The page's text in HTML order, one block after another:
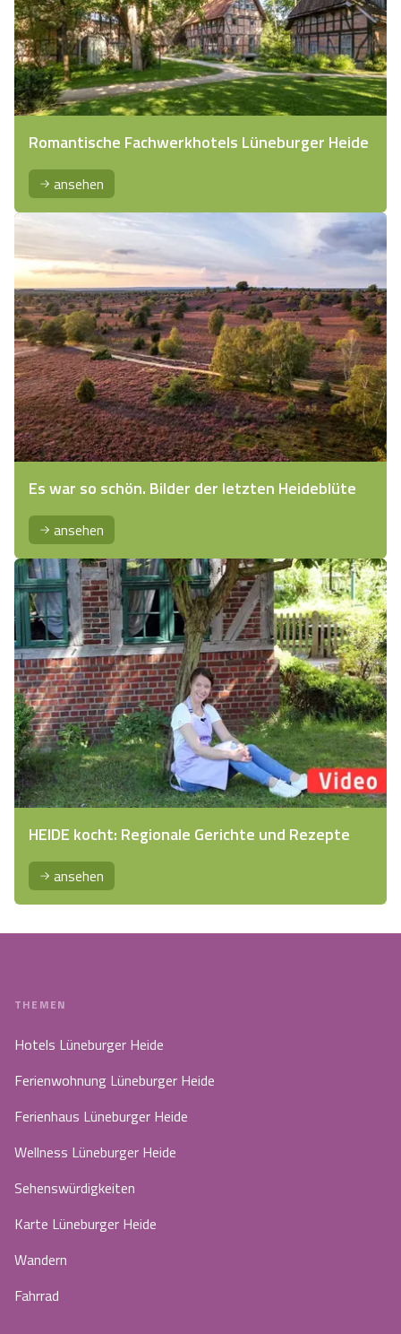
Romantische Fachwerkhotels Lüneburger Heide
ansehen
Es war so schön. Bilder der letzten Heideblüte
ansehen
HEIDE kocht: Regionale Gerichte und Rezepte
ansehen
THEMEN
Hotels Lüneburger Heide
Ferienwohnung Lüneburger Heide
Ferienhaus Lüneburger Heide
Wellness Lüneburger Heide
Sehenswürdigkeiten
Karte Lüneburger Heide
Wandern
Fahrrad